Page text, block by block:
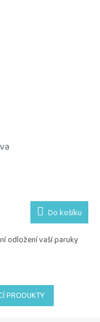
Do košíku
odložení vaší paruky
PRODUKTY